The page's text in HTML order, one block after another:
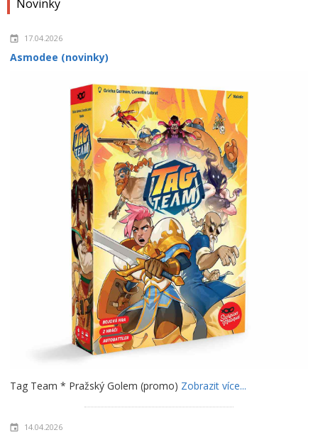
Novinky
17.04.2026
Asmodee (novinky)
Tag Team * Pražský Golem (promo) Zobrazit více...
14.04.2026